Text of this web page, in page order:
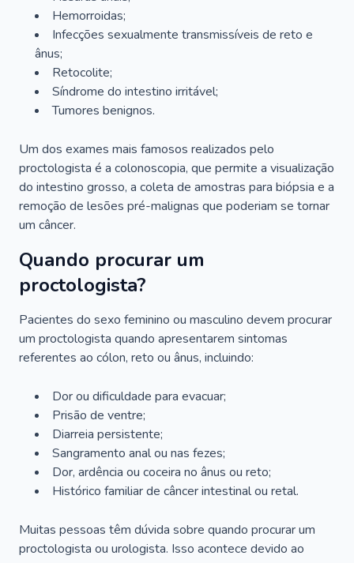
Hemorroidas;
Infecções sexualmente transmissíveis de reto e
ânus;
Retocolite;
Síndrome do intestino irritável;
Tumores benignos.
Um dos exames mais famosos realizados pelo
proctologista é a colonoscopia, que permite a visualização
do intestino grosso, a coleta de amostras para biópsia e a
remoção de lesões pré-malignas que poderiam se tornar
um câncer.
Quando procurar um
proctologista?
Pacientes do sexo feminino ou masculino devem procurar
um proctologista quando apresentarem sintomas
referentes ao cólon, reto ou ânus, incluindo:
Dor ou dificuldade para evacuar;
Prisão de ventre;
Diarreia persistente;
Sangramento anal ou nas fezes;
Dor, ardência ou coceira no ânus ou reto;
Histórico familiar de câncer intestinal ou retal.
Muitas pessoas têm dúvida sobre quando procurar um
proctologista ou urologista. Isso acontece devido ao